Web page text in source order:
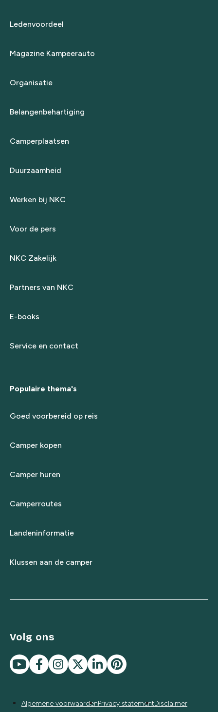
Ledenvoordeel
Magazine Kampeerauto
Organisatie
Belangenbehartiging
Camperplaatsen
Duurzaamheid
Werken bij NKC
Voor de pers
NKC Zakelijk
Partners van NKC
E-books
Service en contact
Populaire thema's
Goed voorbereid op reis
Camper kopen
Camper huren
Camperroutes
Landeninformatie
Klussen aan de camper
Volg ons
Algemene voorwaardenPrivacy statementDisclaimer